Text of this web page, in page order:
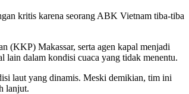
kritis karena seorang ABK Vietnam tiba-tiba
(KKP) Makassar, serta agen kapal menjadi
lain dalam kondisi cuaca yang tidak menentu.
laut yang dinamis. Meski demikian, tim ini
lanjut.